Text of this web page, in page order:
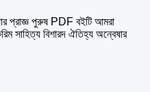
প্রাজ্ঞ পুরুষ PDF বইটি আমরা
সাহিত্য বিশারদ ঐতিহ্য অন্বেষার